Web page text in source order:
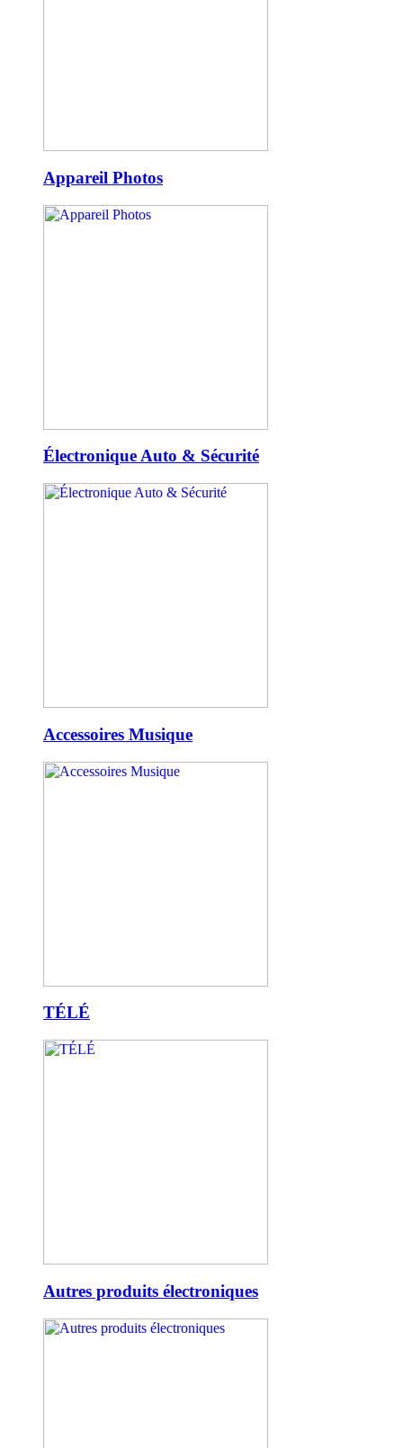
Appareil Photos
Électronique Auto & Sécurité
Accessoires Musique
TÉLÉ
Autres produits électroniques